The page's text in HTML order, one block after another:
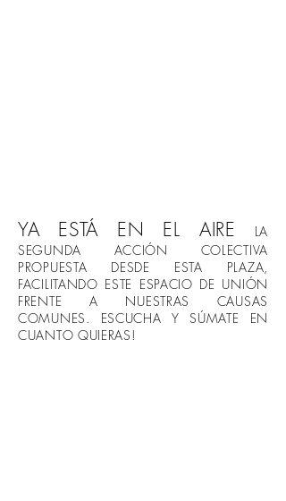
YA ESTÁ EN EL AIRE
LA
SEGUNDA ACCIÓN COLECTIVA
PROPUESTA DESDE ESTA PLAZA,
FACILITANDO ESTE ESPACIO DE UNIÓN
FRENTE A NUESTRAS CAUSAS
COMUNES. ESCUCHA Y SÚMATE EN
CUANTO QUIERAS!